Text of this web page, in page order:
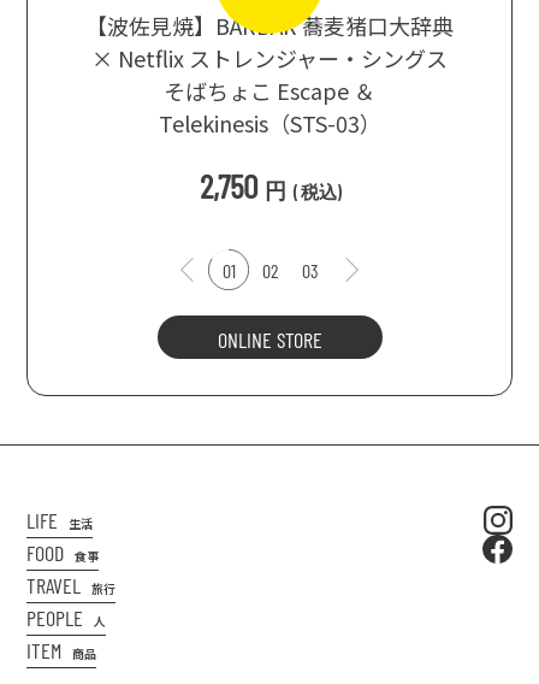
【波佐見焼】BARBAR 蕎麦猪口大辞典
× Netflix ストレンジャー・シングス
そばちょこ Escape ＆
Telekinesis（STS-03）
2,750 円 (税込)
01 02 03
ONLINE STORE
LIFE 生活
FOOD 食事
TRAVEL 旅行
PEOPLE 人
ITEM 商品